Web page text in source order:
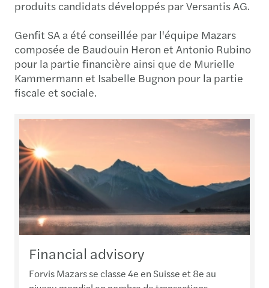
produits candidats développés par Versantis AG.
Genfit SA a été conseillée par l'équipe Mazars
composée de Baudouin Heron et Antonio Rubino
pour la partie financière ainsi que de Murielle
Kammermann et Isabelle Bugnon pour la partie
fiscale et sociale.
Financial advisory
Forvis Mazars se classe 4e en Suisse et 8e au